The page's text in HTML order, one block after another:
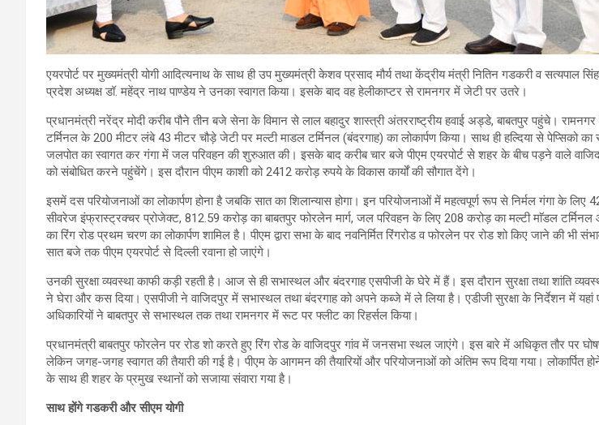
एयरपोर्ट पर मुख्यमंत्री योगी आदित्यनाथ के साथ ही उप मुख्यमंत्री केशव प्रसाद मौर्य तथा केंद्रीय मंत्री नितिन गडकरी व सत्यपाल
प्रदेश अध्यक्ष डॉ. महेंद्र नाथ पाण्डेय ने उनका स्वागत किया। इसके बाद वह हेलीकाप्टर से रामनगर में जेटी पर उतरे।
प्रधानमंत्री नरेंद्र मोदी करीब पौने तीन बजे सेना के विमान से लाल बहादुर शास्त्री अंतरराष्ट्रीय हवाई अड्डे, बाबतपुर पहुंचे।
टर्मिनल के 200 मीटर लंबे 43 मीटर चौड़े जेटी पर मल्टी माडल टर्मिनल (बंदरगाह) का लोकार्पण किया। साथ ही हल्दिया से पेप्सिको
जलपोत का स्वागत कर गंगा में जल परिवहन की शुरुआत की। इसके बाद करीब चार बजे पीएम एयरपोर्ट से शहर के बीच पड़ने वाले
को संबोधित करने पहुंचेंगे। इस दौरान पीएम काशी को 2412 करोड़ रुपये के विकास कार्यों की सौगात देंगे।
इसमें दस परियाेजनाओं का लोकार्पण होना है जबकि सात का शिलान्यास होगा। इन परियोजनाओं में महत्वपूर्ण रूप से निर्मल गंगा के लिए
सीवरेज इंफ्रास्ट्रक्चर प्रोजेक्ट, 812.59 करोड़ का बाबतपुर फोरलेन मार्ग, जल परिवहन के लिए 208 करोड़ का मल्टी माॅडल
का रिंग रोड प्रथम चरण का लोकार्पण शामिल है। पीएम द्वारा सभा के बाद नवनिर्मित रिंगरोड व फोरलेन पर रोड शो किए जाने की भी
सात बजे तक पीएम एयरपोर्ट से दिल्ली रवाना हो जाएंगे।
उनकी सुरक्षा व्यवस्था काफी कड़ी रहती है। आज से ही सभास्थल और बंदरगाह एसपीजी के घेरे में हैं। इस दौरान सुरक्षा तथा शांति
ने घेरा और कस दिया। एसपीजी ने वाजिदपुर में सभास्थल तथा बंदरगाह को अपने कब्जे में ले लिया है। एडीजी सुरक्षा के निर्देशन में यहां
अधिकारियों ने बाबतपुर से सभास्थल तक तथा रामनगर में रूट पर फ्लीट का रिहर्सल किया।
प्रधानमंत्री बाबतपुर फोरलेन पर रोड शो करते हुए रिंग रोड के वाजिदपुर गांव में जनसभा स्थल जाएंगे। इस बारे में अधिकृत तौर पर
लेकिन जगह-जगह स्वागत की तैयारी की गई है। पीएम के आगमन की तैयारियों और परियोजनाओं को अंतिम रूप दिया गया। लोकार्पित
के साथ ही शहर के प्रमुख स्थानों को सजाया संवारा गया है।
साथ होंगे गडकरी और सीएम योगी